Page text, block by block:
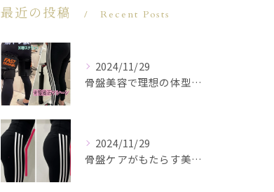
最近の投稿 Recent Posts
2024/11/29
骨盤美容で理想の体型を実現
2024/11/29
骨盤ケアがもたらす美と健康